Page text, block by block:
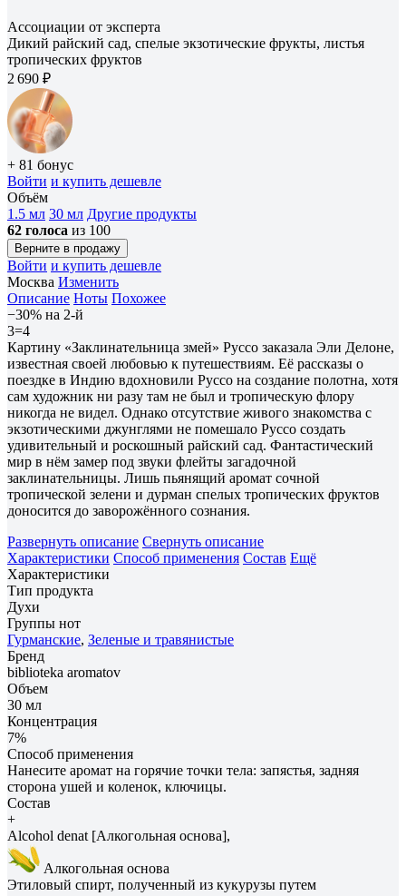
Ассоциации от эксперта
Дикий райский сад, спелые экзотические фрукты, листья
тропических фруктов
2 690 ₽
+ 81 бонус
Войти и купить дешевле
Объём
1.5 мл 30 мл Другие продукты
62 голоса из 100
Верните в продажу
Войти и купить дешевле
Москва Изменить
Описание Ноты Похожее
−30% на 2-й
3=4
Картину «Заклинательница змей» Руссо заказала Эли Делоне,
известная своей любовью к путешествиям. Её рассказы о
поездке в Индию вдохновили Руссо на создание полотна, хотя
сам художник ни разу там не был и тропическую флору
никогда не видел. Однако отсутствие живого знакомства с
экзотическими джунглями не помешало Руссо создать
удивительный и роскошный райский сад. Фантастический
мир в нём замер под звуки флейты загадочной
заклинательницы. Лишь пьянящий аромат сочной
тропической зелени и дурман спелых тропических фруктов
доносится до заворожённого сознания.
Развернуть описание Свернуть описание
Характеристики Способ применения Состав Ещё
Характеристики
Тип продукта
Духи
Группы нот
Гурманские, Зеленые и травянистые
Бренд
biblioteka aromatov
Объем
30 мл
Концентрация
7%
Способ применения
Нанесите аромат на горячие точки тела: запястья, задняя
сторона ушей и коленок, ключицы.
Состав
+
Alcohol denat [Алкогольная основа],
Алкогольная основа
Этиловый спирт, полученный из кукурузы путем